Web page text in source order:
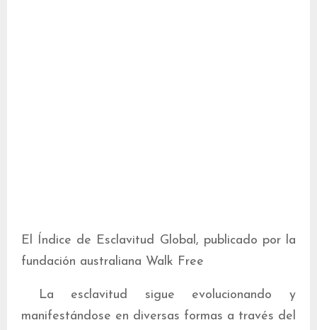
El Índice de Esclavitud Global, publicado por la
fundación australiana Walk Free
La esclavitud sigue evolucionando y
manifestándose en diversas formas a través del